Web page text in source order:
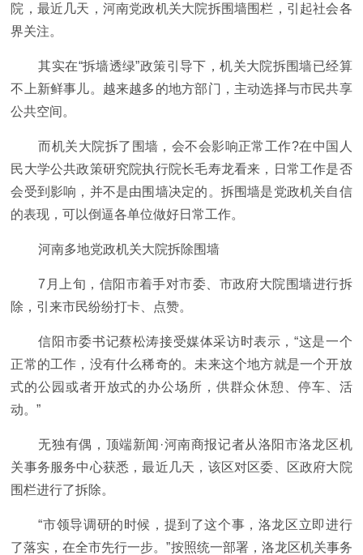
院，最近几天，河南党政机关大院拆围墙围栏，引起社会各
界关注。
其实在“拆墙透绿”政策引导下，机关大院拆围墙已经算
不上新鲜事儿。越来越多的地方部门，主动选择与市民共享
公共空间。
而机关大院拆了围墙，会不会影响正常工作?在中国人
民大学公共政策研究院执行院长毛寿龙看来，日常工作是否
会受到影响，并不是由围墙决定的。拆围墙是党政机关自信
的表现，可以倒逼各单位做好日常工作。
河南多地党政机关大院拆除围墙
7月上旬，信阳市着手对市委、市政府大院围墙进行拆
除，引来市民纷纷打卡、点赞。
信阳市委书记蔡松涛接受媒体采访时表示，“这是一个
正常的工作，没有什么稀奇的。未来这个地方就是一个开放
式的公园或者开放式的办公场所，供群众休憩、停车、活
动。”
无独有偶，顶端新闻·河南商报记者从洛阳市洛龙区机
关事务服务中心获悉，最近几天，该区对区委、区政府大院
围栏进行了拆除。
“市领导调研的时候，提到了这个事，洛龙区立即进行
了落实，在全市先行一步。”按照统一部署，洛龙区机关事务